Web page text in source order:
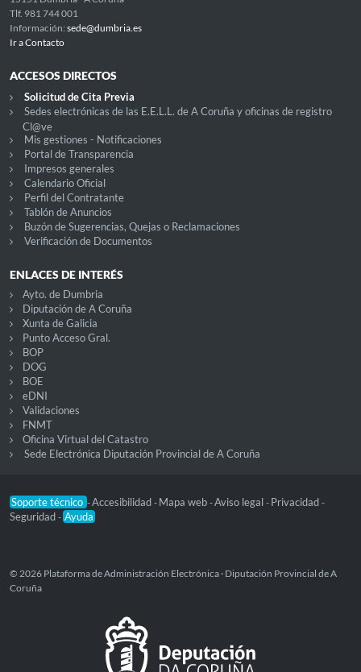
Tlf. 981 744 001
Información: sede@dumbria.es
Ir a Contacto
ACCESOS DIRECTOS
Solicitud de Cita Previa
Sedes electrónicas de las E.E.L.L. de A Coruña y oficinas de registro
Cl@ve
Mis gestiones - Notificaciones
Portal de Transparencia
Impresos generales
Calendario Oficial
Perfil del Contratante
Tablón de Anuncios
Buzón de Sugerencias, Quejas o Reclamaciones
Verificación de Documentos
ENLACES DE INTERÉS
Ayto. de Dumbria
Diputación de A Coruña
Xunta de Galicia
Punto Acceso Gral.
BOP
DOG
BOE
eDNI
Validaciones
FNMT
Oficina Virtual del Catastro
Sede Electrónica Diputación Provincial de A Coruña
Soporte técnico -Accesibilidad - Mapa web -Aviso legal - Privacidad -
Seguridad - Ayuda
© 2026 Plataforma de Administración Electrónica · Diputación Provincial de A
Coruña